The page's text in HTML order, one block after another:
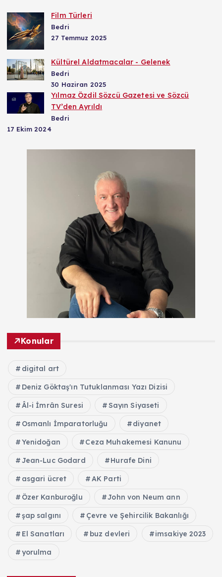
Film Türleri
Bedri
27 Temmuz 2025
Kültürel Aldatmacalar - Gelenek
Bedri
30 Haziran 2025
Yılmaz Özdil Sözcü Gazetesi ve Sözcü
TV’den Ayrıldı
Bedri
17 Ekim 2024
Konular
digital art
Deniz Göktaş'ın Tutuklanması Yazı Dizisi
Âl-i İmrân Suresi Sayın Siyaseti
Osmanlı İmparatorluğu diyanet
Yenidoğan Ceza Muhakemesi Kanunu
Jean-Luc Godard Hurafe Dini
asgari ücret AK Parti
Özer Kanburoğlu John von Neum ann
şap salgını Çevre ve Şehircilik Bakanlığı
El Sanatları buz devleri imsakiye 2023
yorulma